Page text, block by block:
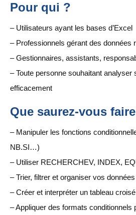
Pour qui ?
– Utilisateurs ayant les bases d’Excel
– Professionnels gérant des données
– Gestionnaires, assistants,
– Toute personne souhaitant analyser
efficacement
Que saurez-vous
– Manipuler les fonctions
NB.SI…)
– Utiliser RECHERCHEV, INDEX,
– Trier, filtrer et organiser vos
– Créer et interpréter un tableau
– Appliquer des formats conditionnels